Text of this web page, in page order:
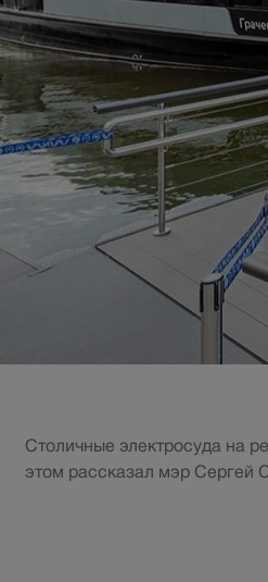
Столичные электросуда на
этом рассказал мэр Сергей